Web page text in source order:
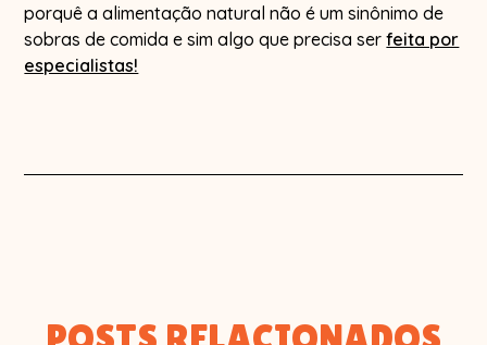
porquê a alimentação natural não é um sinônimo de
sobras de comida e sim algo que precisa serfeita por
especialistas!